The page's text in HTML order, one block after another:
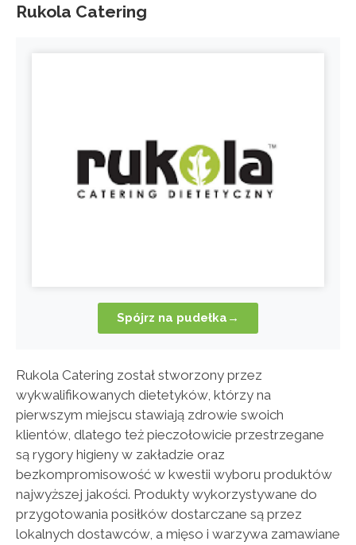
Rukola Catering
Spójrz na pudełka→
Rukola Catering został stworzony przez
wykwalifikowanych dietetyków, którzy na
pierwszym miejscu stawiają zdrowie swoich
klientów, dlatego też pieczołowicie przestrzegane
są rygory higieny w zakładzie oraz
bezkompromisowość w kwestii wyboru produktów
najwyższej jakości. Produkty wykorzystywane do
przygotowania posiłków dostarczane są przez
lokalnych dostawców, a mięso i warzywa zamawiane